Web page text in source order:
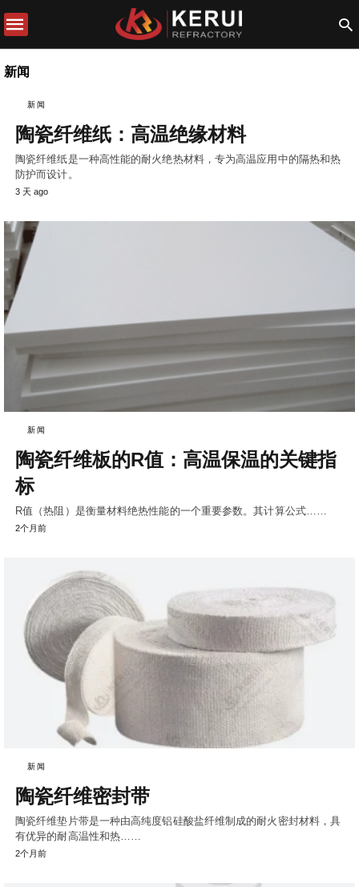
新闻
新闻
陶瓷纤维纸：高温绝缘材料
陶瓷纤维纸是一种高性能的耐火绝热材料，专为高温应用中的隔热和热
防护而设计。
3 天 ago
新闻
陶瓷纤维板的R值：高温保温的关键指
标
R值（热阻）是衡量材料绝热性能的一个重要参数。其计算公式……
2个月前
新闻
陶瓷纤维密封带
陶瓷纤维垫片带是一种由高纯度铝硅酸盐纤维制成的耐火密封材料，具
有优异的耐高温性和热……
2个月前